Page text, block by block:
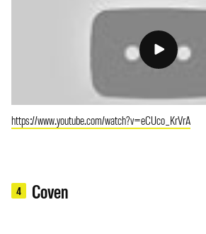
https://www.youtube.com/watch?v=eCUco_KrVrA
4 Coven